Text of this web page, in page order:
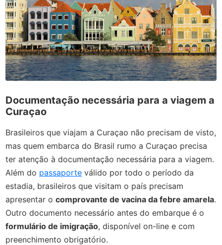
Documentação necessária para a viagem a
Curaçao
Brasileiros que viajam a Curaçao não precisam de visto,
mas quem embarca do Brasil rumo a Curaçao precisa
ter atenção à documentação necessária para a viagem.
Além do passaporte válido por todo o período da
estadia, brasileiros que visitam o país precisam
apresentar ocomprovante de vacina da febre amarela.
Outro documento necessário antes do embarque é o
formulário de imigração, disponível on-line e com
preenchimento obrigatório.